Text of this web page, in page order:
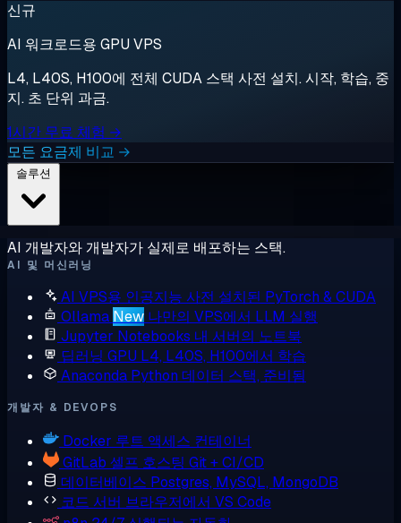
신규
AI 워크로드용 GPU VPS
L4, L40S, H100에 전체 CUDA 스택 사전 설치. 시작, 학습, 중
지. 초 단위 과금.
1시간 무료 체험 →
모든 요금제 비교 →
AI 개발자와 개발자가 실제로 배포하는 스택.
AI 및 머신러닝
AI VPS용 인공지능 사전 설치된 PyTorch & CUDA
Ollama New 나만의 VPS에서 LLM 실행
Jupyter Notebooks 내 서버의 노트북
딥러닝 GPU L4, L40S, H100에서 학습
Anaconda Python 데이터 스택, 준비됨
개발자 & DEVOPS
Docker 루트 액세스 컨테이너
GitLab 셀프 호스팅 Git + CI/CD
데이터베이스 Postgres, MySQL, MongoDB
코드 서버 브라우저에서 VS Code